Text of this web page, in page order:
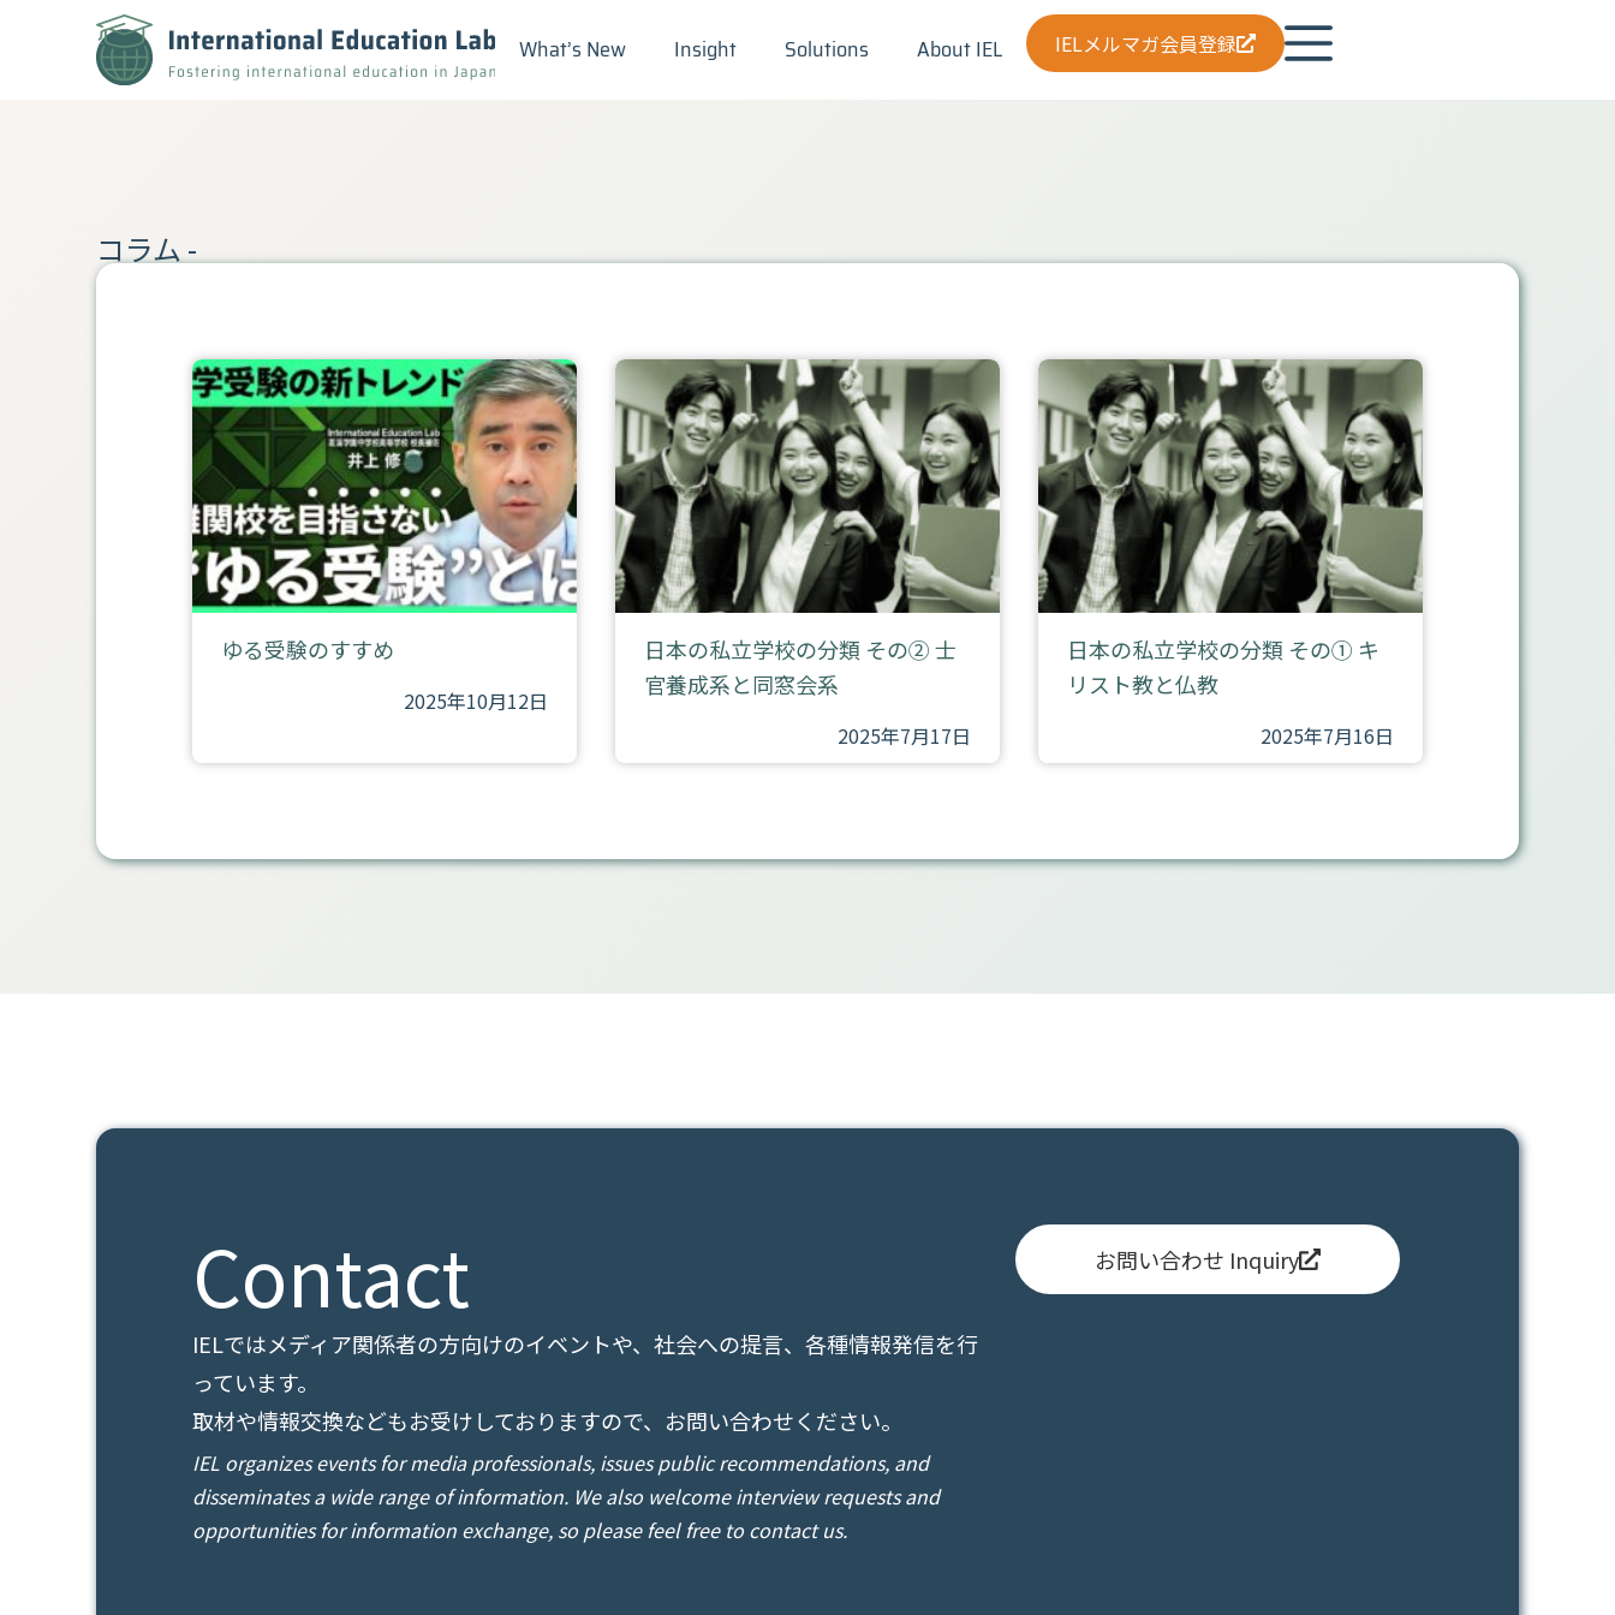
What’s New Insight Solutions About IEL IELメルマガ会員登録
コラム -
ゆる受験のすすめ
2025年10月12日
日本の私立学校の分類 その② 士
官養成系と同窓会系
2025年7月17日
日本の私立学校の分類 その① キ
リスト教と仏教
2025年7月16日
Contact
IELではメディア関係者の方向けのイベントや、社会への提言、各種情報発信を行
っています。
取材や情報交換などもお受けしておりますので、お問い合わせください。
IEL organizes events for media professionals, issues public recommendations, and
disseminates a wide range of information. We also welcome interview requests and
opportunities for information exchange, so please feel free to contact us.
お問い合わせ Inquiry